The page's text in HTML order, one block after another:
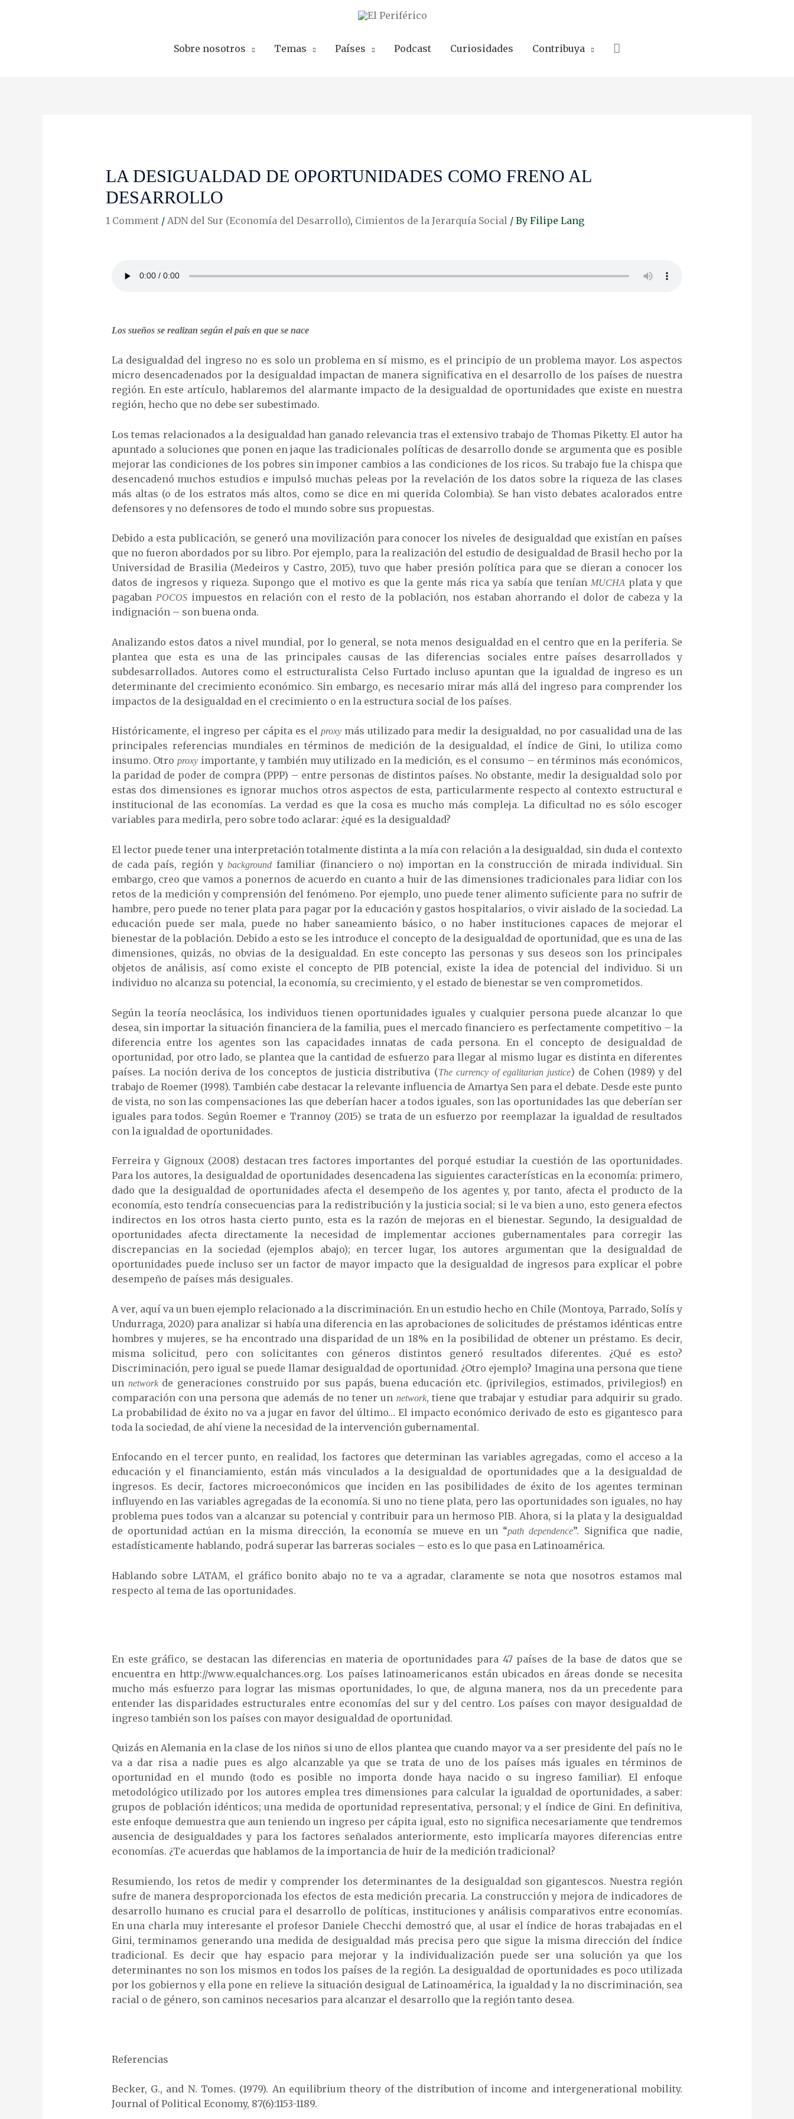
Sobre nosotros
Temas Países Podcast Curiosidades Contribuya Search
LA DESIGUALDAD DE OPORTUNIDADES COMO FRENO AL
DESARROLLO
1 Comment / ADN del Sur (Economía del Desarrollo), Cimientos de la Jerarquía Social / By Filipe Lang
Los sueños se realizan según el país en que se nace
La desigualdad del ingreso no es solo un problema en sí mismo, es el principio de un problema mayor. Los aspectos
micro desencadenados por la desigualdad impactan de manera significativa en el desarrollo de los países de nuestra
región. En este artículo, hablaremos del alarmante impacto de la desigualdad de oportunidades que existe en nuestra
región, hecho que no debe ser subestimado.
Los temas relacionados a la desigualdad han ganado relevancia tras el extensivo trabajo de Thomas Piketty. El autor ha
apuntado a soluciones que ponen en jaque las tradicionales políticas de desarrollo donde se argumenta que es posible
mejorar las condiciones de los pobres sin imponer cambios a las condiciones de los ricos. Su trabajo fue la chispa que
desencadenó muchos estudios e impulsó muchas peleas por la revelación de los datos sobre la riqueza de las clases
más altas (o de los estratos más altos, como se dice en mi querida Colombia). Se han visto debates acalorados entre
defensores y no defensores de todo el mundo sobre sus propuestas.
Debido a esta publicación, se generó una movilización para conocer los niveles de desigualdad que existían en países
que no fueron abordados por su libro. Por ejemplo, para la realización del estudio de desigualdad de Brasil hecho por la
Universidad de Brasilia (Medeiros y Castro, 2015), tuvo que haber presión política para que se dieran a conocer los
datos de ingresos y riqueza. Supongo que el motivo es que la gente más rica ya sabía que tenían MUCHAplata y que
pagaban POCOSimpuestos en relación con el resto de la población, nos estaban ahorrando el dolor de cabeza y la
indignación – son buena onda.
Analizando estos datos a nivel mundial, por lo general, se nota menos desigualdad en el centro que en la periferia. Se
plantea que esta es una de las principales causas de las diferencias sociales entre países desarrollados y
subdesarrollados. Autores como el estructuralista Celso Furtado incluso apuntan que la igualdad de ingreso es un
determinante del crecimiento económico. Sin embargo, es necesario mirar más allá del ingreso para comprender los
impactos de la desigualdad en el crecimiento o en la estructura social de los países.
Históricamente, el ingreso per cápita es el proxymás utilizado para medir la desigualdad, no por casualidad una de las
principales referencias mundiales en términos de medición de la desigualdad, el índice de Gini, lo utiliza como
insumo. Otroproxy importante, y también muy utilizado en la medición, es el consumo – en términos más económicos,
la paridad de poder de compra (PPP) – entre personas de distintos países. No obstante, medir la desigualdad solo por
estas dos dimensiones es ignorar muchos otros aspectos de esta, particularmente respecto al contexto estructural e
institucional de las economías. La verdad es que la cosa es mucho más compleja. La dificultad no es sólo escoger
variables para medirla, pero sobre todo aclarar: ¿qué es la desigualdad?
El lector puede tener una interpretación totalmente distinta a la mía con relación a la desigualdad, sin duda el contexto
de cada país, región ybackground familiar (financiero o no) importan en la construcción de mirada individual. Sin
embargo, creo que vamos a ponernos de acuerdo en cuanto a huir de las dimensiones tradicionales para lidiar con los
retos de la medición y comprensión del fenómeno. Por ejemplo, uno puede tener alimento suficiente para no sufrir de
hambre, pero puede no tener plata para pagar por la educación y gastos hospitalarios, o vivir aislado de la sociedad. La
educación puede ser mala, puede no haber saneamiento básico, o no haber instituciones capaces de mejorar el
bienestar de la población. Debido a esto se les introduce el concepto de la desigualdad de oportunidad, que es una de las
dimensiones, quizás, no obvias de la desigualdad. En este concepto las personas y sus deseos son los principales
objetos de análisis, así como existe el concepto de PIB potencial, existe la idea de potencial del individuo. Si un
individuo no alcanza su potencial, la economía, su crecimiento, y el estado de bienestar se ven comprometidos.
Según la teoría neoclásica, los individuos tienen oportunidades iguales y cualquier persona puede alcanzar lo que
desea, sin importar la situación financiera de la familia, pues el mercado financiero es perfectamente competitivo – la
diferencia entre los agentes son las capacidades innatas de cada persona. En el concepto de desigualdad de
oportunidad, por otro lado, se plantea que la cantidad de esfuerzo para llegar al mismo lugar es distinta en diferentes
países. La noción deriva de los conceptos de justicia distributiva (The currency of egalitarian justice) de Cohen (1989) y del
trabajo de Roemer (1998). También cabe destacar la relevante influencia de Amartya Sen para el debate. Desde este punto
de vista, no son las compensaciones las que deberían hacer a todos iguales, son las oportunidades las que deberían ser
iguales para todos. Según Roemer e Trannoy (2015) se trata de un esfuerzo por reemplazar la igualdad de resultados
con la igualdad de oportunidades.
Ferreira y Gignoux (2008) destacan tres factores importantes del porqué estudiar la cuestión de las oportunidades.
Para los autores, la desigualdad de oportunidades desencadena las siguientes características en la economía: primero,
dado que la desigualdad de oportunidades afecta el desempeño de los agentes y, por tanto, afecta el producto de la
economía, esto tendría consecuencias para la redistribución y la justicia social; si le va bien a uno, esto genera efectos
indirectos en los otros hasta cierto punto, esta es la razón de mejoras en el bienestar. Segundo, la desigualdad de
oportunidades afecta directamente la necesidad de implementar acciones gubernamentales para corregir las
discrepancias en la sociedad (ejemplos abajo); en tercer lugar, los autores argumentan que la desigualdad de
oportunidades puede incluso ser un factor de mayor impacto que la desigualdad de ingresos para explicar el pobre
desempeño de países más desiguales.
A ver, aquí va un buen ejemplo relacionado a la discriminación. En un estudio hecho en Chile (Montoya, Parrado, Solís y
Undurraga, 2020) para analizar si había una diferencia en las aprobaciones de solicitudes de préstamos idénticas entre
hombres y mujeres, se ha encontrado una disparidad de un 18% en la posibilidad de obtener un préstamo. Es decir,
misma solicitud, pero con solicitantes con géneros distintos generó resultados diferentes. ¿Qué es esto?
Discriminación, pero igual se puede llamar desigualdad de oportunidad. ¿Otro ejemplo? Imagina una persona que tiene
un networkde generaciones construido por sus papás, buena educación etc. (¡privilegios, estimados, privilegios!) en
comparación con una persona que además de no tener un network, tiene que trabajar y estudiar para adquirir su grado.
La probabilidad de éxito no va a jugar en favor del último… El impacto económico derivado de esto es gigantesco para
toda la sociedad, de ahí viene la necesidad de la intervención gubernamental.
Enfocando en el tercer punto, en realidad, los factores que determinan las variables agregadas, como el acceso a la
educación y el financiamiento, están más vinculados a la desigualdad de oportunidades que a la desigualdad de
ingresos. Es decir, factores microeconómicos que inciden en las posibilidades de éxito de los agentes terminan
influyendo en las variables agregadas de la economía. Si uno no tiene plata, pero las oportunidades son iguales, no hay
problema pues todos van a alcanzar su potencial y contribuir para un hermoso PIB. Ahora, si la plata y la desigualdad
de oportunidad actúan en la misma dirección, la economía se mueve en un “path dependence”. Significa que nadie,
estadísticamente hablando, podrá superar las barreras sociales – esto es lo que pasa en Latinoamérica.
Hablando sobre LATAM, el gráfico bonito abajo no te va a agradar, claramente se nota que nosotros estamos mal
respecto al tema de las oportunidades.
En este gráfico, se destacan las diferencias en materia de oportunidades para 47 países de la base de datos que se
encuentra en http://www.equalchances.org. Los países latinoamericanos están ubicados en áreas donde se necesita
mucho más esfuerzo para lograr las mismas oportunidades, lo que, de alguna manera, nos da un precedente para
entender las disparidades estructurales entre economías del sur y del centro. Los países con mayor desigualdad de
ingreso también son los países con mayor desigualdad de oportunidad.
Quizás en Alemania en la clase de los niños si uno de ellos plantea que cuando mayor va a ser presidente del país no le
va a dar risa a nadie pues es algo alcanzable ya que se trata de uno de los países más iguales en términos de
oportunidad en el mundo (todo es posible no importa donde haya nacido o su ingreso familiar). El enfoque
metodológico utilizado por los autores emplea tres dimensiones para calcular la igualdad de oportunidades, a saber:
grupos de población idénticos; una medida de oportunidad representativa, personal; y el índice de Gini. En definitiva,
este enfoque demuestra que aun teniendo un ingreso per cápita igual, esto no significa necesariamente que tendremos
ausencia de desigualdades y para los factores señalados anteriormente, esto implicaría mayores diferencias entre
economías. ¿Te acuerdas que hablamos de la importancia de huir de la medición tradicional?
Resumiendo, los retos de medir y comprender los determinantes de la desigualdad son gigantescos. Nuestra región
sufre de manera desproporcionada los efectos de esta medición precaria. La construcción y mejora de indicadores de
desarrollo humano es crucial para el desarrollo de políticas, instituciones y análisis comparativos entre economías.
En una charla muy interesante el profesor Daniele Checchi demostró que, al usar el índice de horas trabajadas en el
Gini, terminamos generando una medida de desigualdad más precisa pero que sigue la misma dirección del índice
tradicional. Es decir que hay espacio para mejorar y la individualización puede ser una solución ya que los
determinantes no son los mismos en todos los países de la región. La desigualdad de oportunidades es poco utilizada
por los gobiernos y ella pone en relieve la situación desigual de Latinoamérica, la igualdad y la no discriminación, sea
racial o de género, son caminos necesarios para alcanzar el desarrollo que la región tanto desea.
Referencias
Becker, G., and N. Tomes. (1979). An equilibrium theory of the distribution of income and intergenerational mobility.
Journal of Political Economy, 87(6):1153-1189.